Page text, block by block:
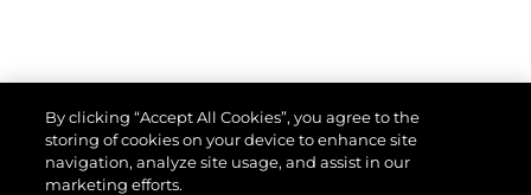
By clicking “Accept All Cookies”, you agree to the
storing of cookies on your device to enhance site
navigation, analyze site usage, and assist in our
marketing efforts.